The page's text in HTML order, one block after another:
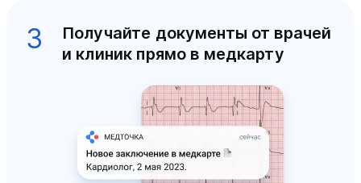
3
Получайте документы от врачей
и клиник прямо в медкарту